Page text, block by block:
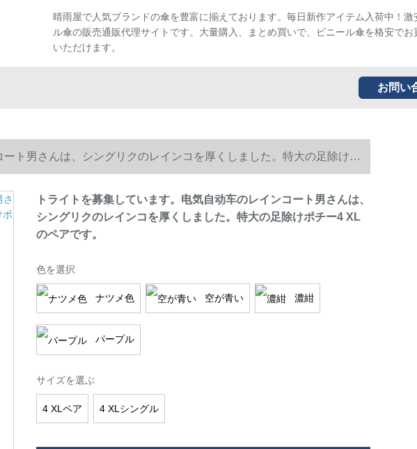
晴雨屋で人気ブランドの傘を豊富に揃えております。毎日新作アイテム入荷中！激
ル傘の販売通販代理サイトです。大量購入、まとめ買いで、ビニール傘を格安でお
いただけます。
お問い
ト男さんは、シングリクのレインコを厚くしました。特大の足除けポ
トライトを募集しています。电気自动车のレインコート男さんは、
シングリクのレインコを厚くしました。特大の足除けポチー4 XL
のペアです。
色を選択
ナツメ色 空が青い 濃紺
パープル
サイズを選ぶ
4 XLペア 4 XLシングル